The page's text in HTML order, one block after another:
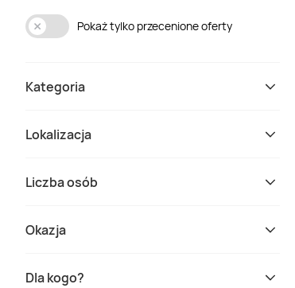
Pokaż tylko przecenione oferty
Kategoria
Lokalizacja
Liczba osób
Okazja
Dla kogo?